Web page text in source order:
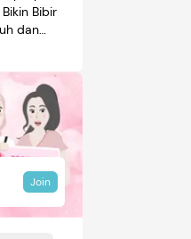
Bibir
dan
Join